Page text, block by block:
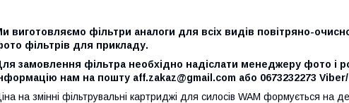
виготовляємо фільтри аналоги для всіх видів повітряно-
фільтрів для прикладу.
замовлення фільтра необхідно надіслати менеджеру фото і
нам на пошту aff.zakaz@gmail.com або 0673232273
на змінні фільтрувальні картриджі для силосів WAM формується